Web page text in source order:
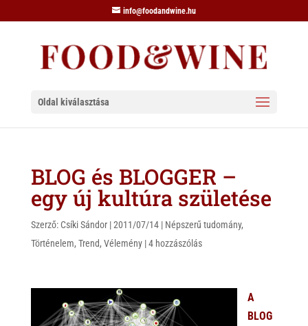
info@foodandwine.hu
Oldal kiválasztása
BLOG és BLOGGER –
egy új kultúra születése
Szerző: Csíki Sándor|2011/07/14| Népszerű tudomány,
Történelem, Trend, Vélemény|4 hozzászólás
A
BLOG